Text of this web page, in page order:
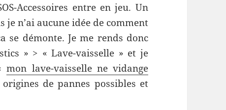
Accessoires entre en jeu. Un
n’ai aucune idée de comment
se démonte. Je me rends donc
» > « Lave-vaisselle » et je
mon lave-vaisselle ne vidange
de pannes possibles et